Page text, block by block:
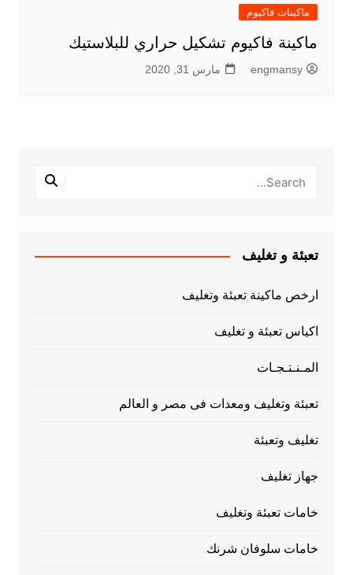
ماكينات فاكيوم
ماكينة فاكيوم تشكيل حراري للبلاستيك
engmansy مارس 31, 2020
تعبئة و تغليف
ارخص ماكينة تعبئة وتغليف
اكياس تعبئة و تغليف
المـنـتـجـات
تعبئة وتغليف ومعدات فى مصر و العالم
تغليف وتعبئة
جهاز تغليف
خامات تعبئة وتغليف
خامات سلوفان شرنك